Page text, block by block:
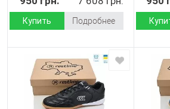
Купить Подробнее